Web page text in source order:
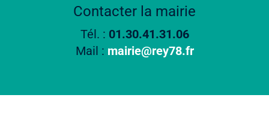
Contacter la mairie
Tél. : 01.30.41.31.06
Mail : mairie@rey78.fr